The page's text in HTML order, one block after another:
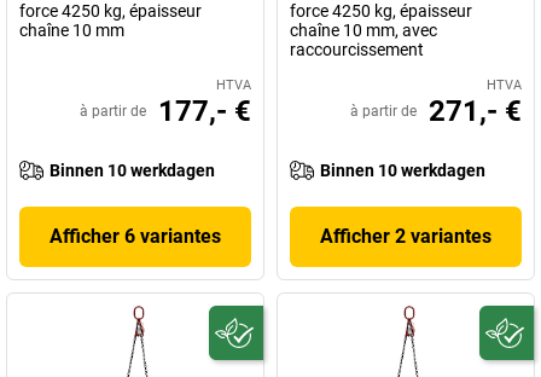
force 4250 kg, épaisseur
chaîne 10 mm
HTVA
à partir de 177,- €
Binnen 10 werkdagen
Afficher 6 variantes
force 4250 kg, épaisseur
chaîne 10 mm, avec
raccourcissement
HTVA
à partir de 271,- €
Binnen 10 werkdagen
Afficher 2 variantes